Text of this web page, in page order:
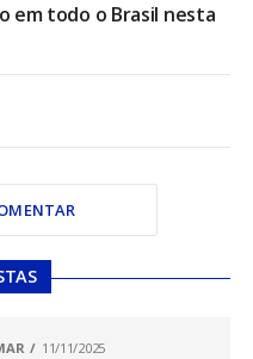
em todo o Brasil nesta
11/11/2025